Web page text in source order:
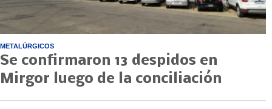
METALÚRGICOS
Se confirmaron 13 despidos en
Mirgor luego de la conciliación